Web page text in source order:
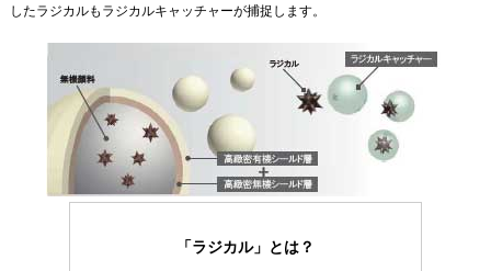
したラジカルもラジカルキャッチャーが捕捉します。
「ラジカル」とは？